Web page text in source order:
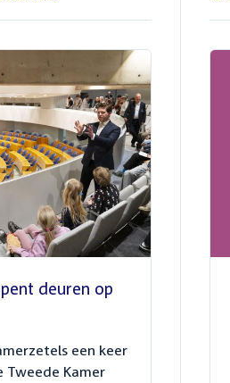
deuren op
een keer
Tweede Kamer